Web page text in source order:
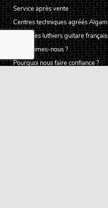
Service après vente
Centres techniques agréés Algam
Carte des luthiers guitare français
Qui sommes-nous ?
Pourquoi nous faire confiance ?